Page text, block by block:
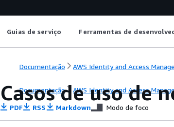
Guias de serviço Ferramentas de
Documentação AWS Identity and Access
Documentação AWS Identity and Access
Casos de uso de
PDF RSS Markdown Modo de foco